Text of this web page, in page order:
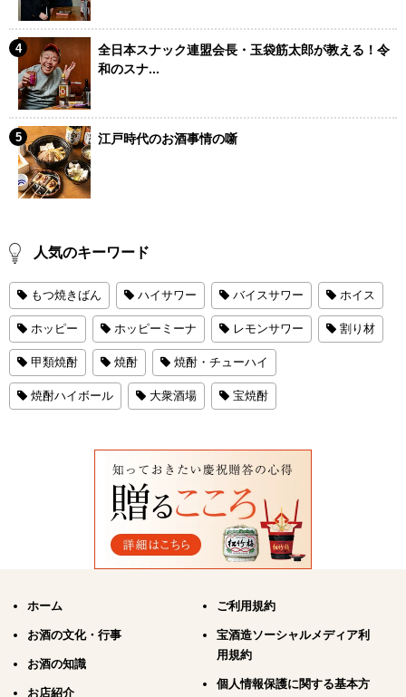
全日本スナック連盟会長・玉袋筋太郎が教える！令
和のスナ...
江戸時代のお酒事情の噺
人気のキーワード
もつ焼きばん ハイサワー バイスサワー ホイス
ホッピー ホッピーミーナ レモンサワー 割り材
甲類焼酎 焼酎 焼酎・チューハイ
焼酎ハイボール 大衆酒場 宝焼酎
ホーム
お酒の文化・行事
お酒の知識
お店紹介
ご利用規約
宝酒造ソーシャルメディア利
用規約
個人情報保護に関する基本方